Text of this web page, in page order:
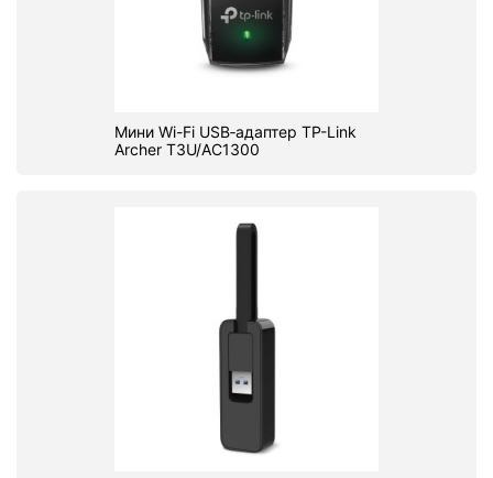
Мини Wi-Fi USB‑адаптер TP-Link
Archer T3U/AC1300